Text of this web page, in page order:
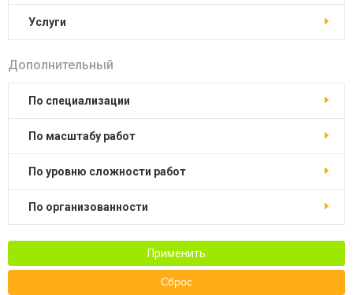
услуги
Дополнительный
по специализации
по масштабу работ
по уровню сложности работ
по организованности
Применить
Сброс